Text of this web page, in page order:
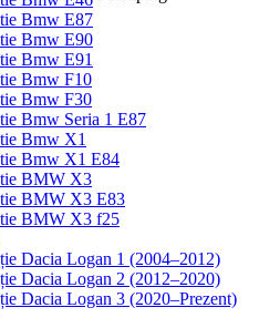
Bmw E87
Bmw E90
Bmw E91
Bmw F10
Bmw F30
Bmw Seria 1 E87
Bmw X1
Bmw X1 E84
BMW X3
BMW X3 E83
BMW X3 f25
Dacia Logan 1 (2004–2012)
Dacia Logan 2 (2012–2020)
Dacia Logan 3 (2020–Prezent)